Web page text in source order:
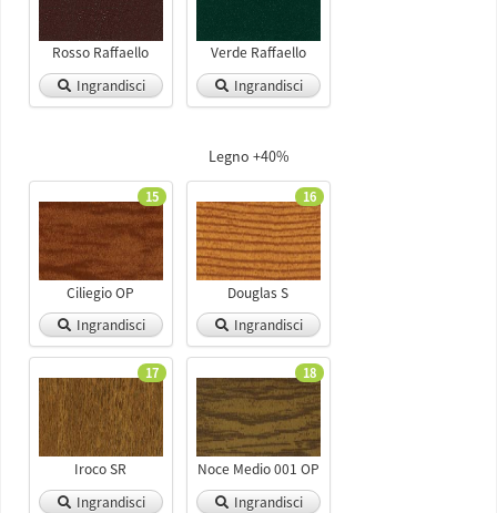
Rosso Raffaello
Ingrandisci
Verde Raffaello
Ingrandisci
Legno +40%
15
Ciliegio OP
Ingrandisci
16
Douglas S
Ingrandisci
17
Iroco SR
Ingrandisci
18
Noce Medio 001 OP
Ingrandisci